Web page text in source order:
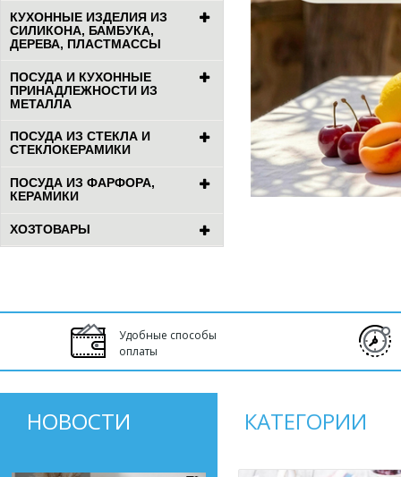
КУХОННЫЕ ИЗДЕЛИЯ ИЗ
СИЛИКОНА, БАМБУКА,
ДЕРЕВА, ПЛАСТМАССЫ
ПОСУДА И КУХОННЫЕ
ПРИНАДЛЕЖНОСТИ ИЗ
МЕТАЛЛА
ПОСУДА ИЗ СТЕКЛА И
СТЕКЛОКЕРАМИКИ
ПОСУДА ИЗ ФАРФОРА,
КЕРАМИКИ
ХОЗТОВАРЫ
Удобные способы
оплаты
НОВОСТИ КАТЕГОРИИ